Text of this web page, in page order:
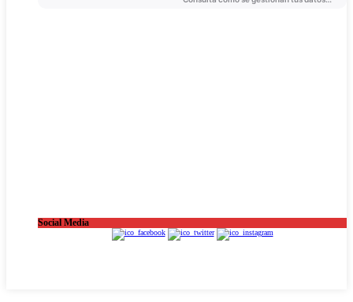
Social Media